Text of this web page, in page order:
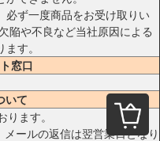
必ず一度商品をお受け取りい
陥や不良など当社原因による
す。
窓口
いて
ます。
ールの返信は翌営業日となり